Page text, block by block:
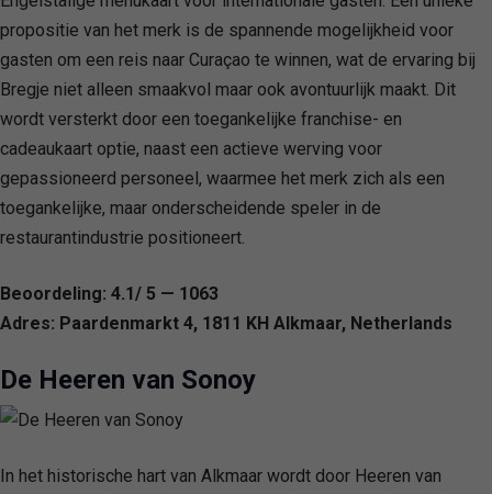
propositie van het merk is de spannende mogelijkheid voor
gasten om een reis naar Curaçao te winnen, wat de ervaring bij
Bregje niet alleen smaakvol maar ook avontuurlijk maakt. Dit
wordt versterkt door een toegankelijke franchise- en
cadeaukaart optie, naast een actieve werving voor
gepassioneerd personeel, waarmee het merk zich als een
toegankelijke, maar onderscheidende speler in de
restaurantindustrie positioneert.
Beoordeling: 4.1/ 5 — 1063
Adres: Paardenmarkt 4, 1811 KH Alkmaar, Netherlands
De Heeren van Sonoy
In het historische hart van Alkmaar wordt door Heeren van